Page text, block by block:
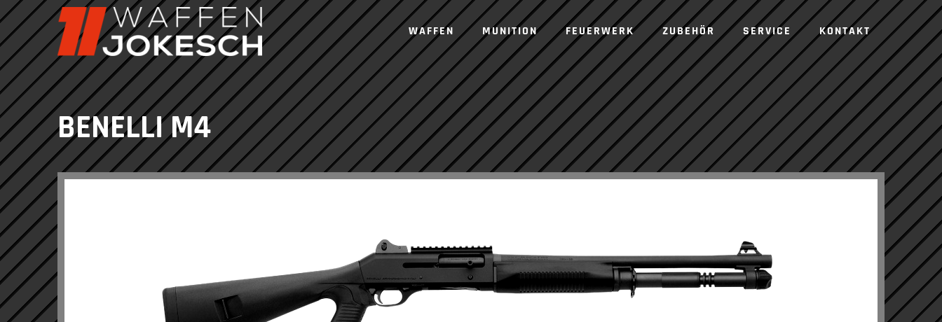
WAFFEN MUNITION FEUERWERK ZUBEHÖR SERVICE KONTAKT
BENELLI M4